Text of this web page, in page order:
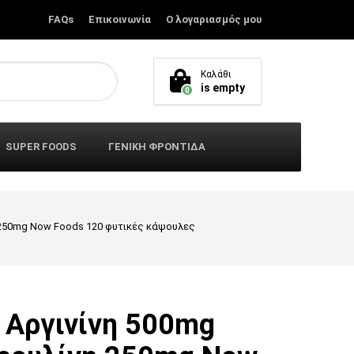
FAQs Επικοινωνία Ο λογαριασμός μου
0
Καλάθι
is empty
SUPER FOODS ΓΕΝΙΚΗ ΦΡΟΝΤΙΔΑ
Now Foods 120 φυτικές κάψουλες
500mg